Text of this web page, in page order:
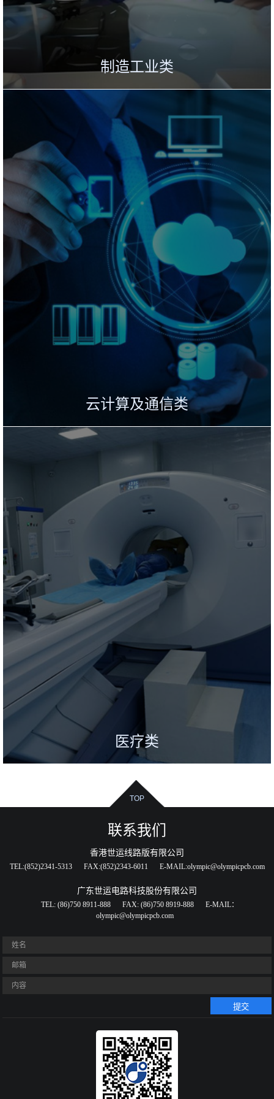
制造工业类
云计算及通信类
医疗类
TOP
联系我们
香港世运线路版有限公司
TEL:(852)2341-5313 FAX:(852)2343-6011 E-MAIL:olympic@olympicpcb.com
广东世运电路科技股份有限公司
TEL: (86)750 8911-888 FAX: (86)750 8919-888
E-MAIL：
olympic@olympicpcb.com
提交